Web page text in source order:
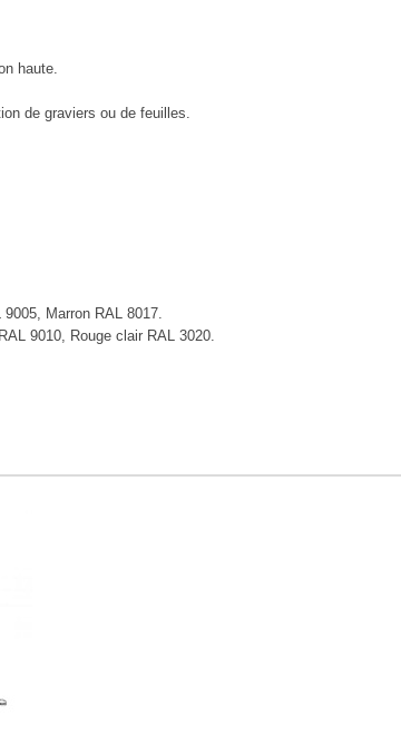
haute.
de graviers ou de feuilles.
Marron RAL 8017.
9010, Rouge clair RAL 3020.